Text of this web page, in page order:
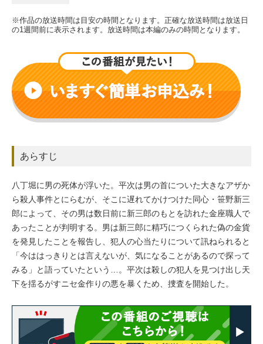
※作品の放送時間は目安の時間となります。正確な放送時間は放送日
の1週間前に表示されます。放送時間は本編のみの時間となります。
あらすじ
八丁堀に男の死体が浮いた。平次は男の首についた大きなアザか
ら殺人事件とにらむが、そこに遅れてかけつけた同心・笹野新三
郎によって、その男は数日前に新三郎のもとを訪れた金座職人で
あったことが判明する。男は新三郎に精巧につくられた偽の金貨
を発見したことを報告し、犯人の心当たりについて訊ねられると
「今ははっきりとは言えないが、気になることがあるので探って
みる」と語っていたという…。平次は殺しの犯人を見つけ出し天
下を揺るがすニセ金作りの悪を暴くため、捜査を開始した。